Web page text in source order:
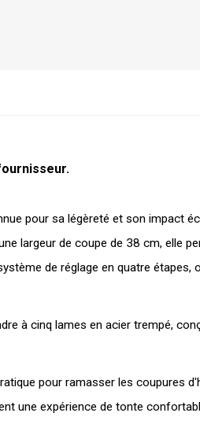
pour sa légèreté et son impact
largeur de coupe de 38 cm, elle
de réglage en quatre étapes,
à cinq lames en acier trempé,
pour ramasser les coupures
une expérience de tonte